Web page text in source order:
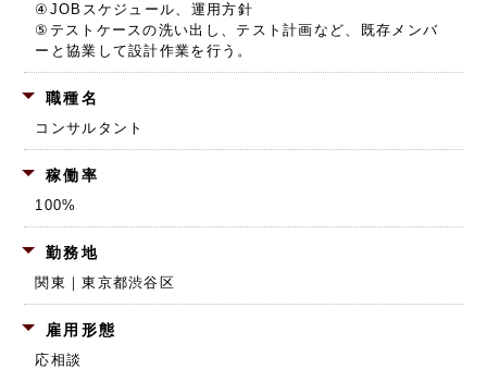
④JOBスケジュール、運用方針
⑤テストケースの洗い出し、テスト計画など、既存メンバ
ーと協業して設計作業を行う。
職種名
コンサルタント
稼働率
100%
勤務地
関東｜東京都渋谷区
雇用形態
応相談